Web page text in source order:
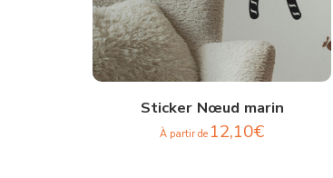
Sticker Nœud marin
À partir de 12,10€